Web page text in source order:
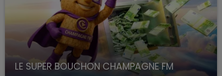
LE SUPER BOUCHON CHAMPAGNE FM